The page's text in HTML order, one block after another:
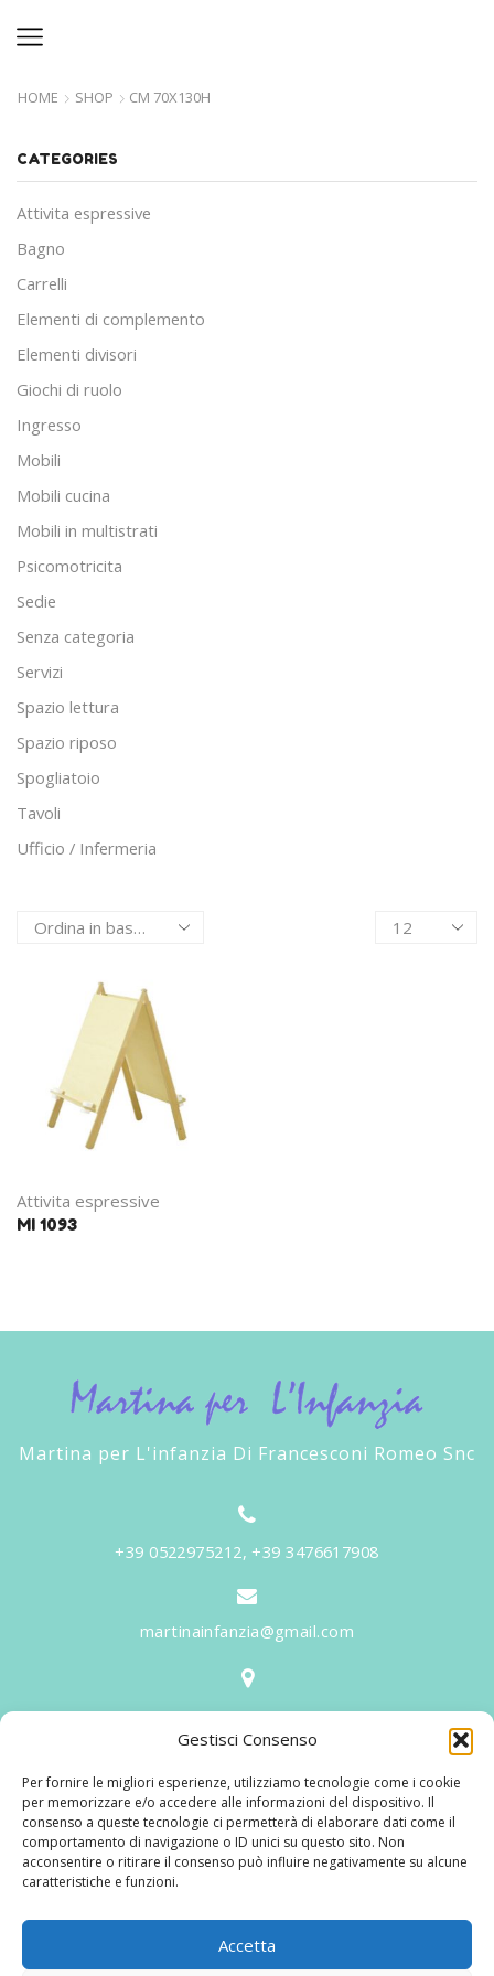
Gestisci Consenso
Per fornire le migliori esperienze, utilizziamo tecnologie come i cookie
per memorizzare e/o accedere alle informazioni del dispositivo. Il
consenso a queste tecnologie ci permetterà di elaborare dati come il
comportamento di navigazione o ID unici su questo sito. Non
acconsentire o ritirare il consenso può influire negativamente su alcune
caratteristiche e funzioni.
Accetta
HOME SHOP CM 70X130H
Products
Attivita espressive
MI 1093
CATEGORIES
Attivita espressive
Bagno
Carrelli
Elementi di complemento
Elementi divisori
Giochi di ruolo
Ingresso
Mobili
Mobili cucina
Mobili in multistrati
Psicomotricita
Sedie
Senza categoria
Servizi
Spazio lettura
Spazio riposo
Spogliatoio
Tavoli
Ufficio / Infermeria
Martina per L'infanzia Di Francesconi Romeo Snc
+39 0522975212, +39 3476617908
martinainfanzia@gmail.com
V.le Tiziano, 20 - 42046 Reggiolo
Martina per l'Infanzia, un nome ed un progetto che
nasce prima di tutto da una provata esperienza
maturata sul campo dal suo fondatore in 25 anni di
lavoro. La didattica rivolta al bambino nei suoi primi
aggiornandone continuamente i progetti educativi.